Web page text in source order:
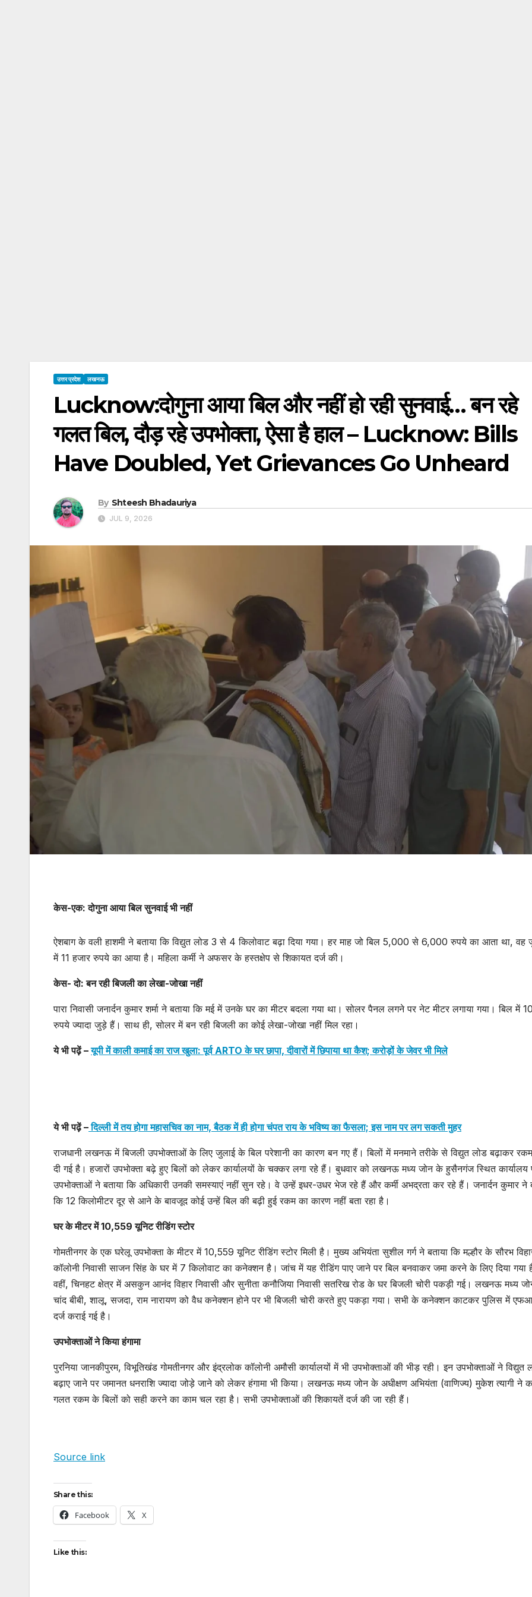
उत्तर प्रदेश लखनऊ
Lucknow:दोगुना आया बिल और नहीं हो रही सुनवाई… बन रहे
गलत बिल, दौड़ रहे उपभोक्ता, ऐसा है हाल – Lucknow: Bills
Have Doubled, Yet Grievances Go Unheard
By Shteesh Bhadauriya
JUL 9, 2026
केस-एक: दोगुना आया बिल सुनवाई भी नहीं
ऐशबाग के वली हाशमी ने बताया कि विद्युत लोड 3 से 4 किलोवाट बढ़ा दिया गया। हर माह जो बिल 5,000 से 6,000 रुपये का आता था, वह
में 11 हजार रुपये का आया है। महिला कर्मी ने अफसर के हस्तक्षेप से शिकायत दर्ज की।
केस- दो: बन रही बिजली का लेखा-जोखा नहीं
पारा निवासी जनार्दन कुमार शर्मा ने बताया कि मई में उनके घर का मीटर बदला गया था। सोलर पैनल लगने पर नेट मीटर लगाया गया। बिल में
रुपये ज्यादा जुड़े हैं। साथ ही, सोलर में बन रही बिजली का कोई लेखा-जोखा नहीं मिल रहा।
ये भी पढ़ें –यूपी में काली कमाई का राज खुला: पूर्व ARTO के घर छापा, दीवारों में छिपाया था कैश; करोड़ों के जेवर भी मिले
ये भी पढ़ें –दिल्ली में तय होगा महासचिव का नाम, बैठक में ही होगा चंपत राय के भविष्य का फैसला; इस नाम पर लग सकती मुहर
राजधानी लखनऊ में बिजली उपभोक्ताओं के लिए जुलाई के बिल परेशानी का कारण बन गए हैं। बिलों में मनमाने तरीके से विद्युत लोड बढ़ाकर
दी गई है। हजारों उपभोक्ता बढ़े हुए बिलों को लेकर कार्यालयों के चक्कर लगा रहे हैं। बुधवार को लखनऊ मध्य जोन के हुसैनगंज स्थित कार्यालय
उपभोक्ताओं ने बताया कि अधिकारी उनकी समस्याएं नहीं सुन रहे। वे उन्हें इधर-उधर भेज रहे हैं और कर्मी अभद्रता कर रहे हैं। जनार्दन कुमार ने
कि 12 किलोमीटर दूर से आने के बावजूद कोई उन्हें बिल की बढ़ी हुई रकम का कारण नहीं बता रहा है।
घर के मीटर में 10,559 यूनिट रीडिंग स्टोर
गोमतीनगर के एक घरेलू उपभोक्ता के मीटर में 10,559 यूनिट रीडिंग स्टोर मिली है। मुख्य अभियंता सुशील गर्ग ने बताया कि मल्हौर के सौरभ
कॉलोनी निवासी साजन सिंह के घर में 7 किलोवाट का कनेक्शन है। जांच में यह रीडिंग पाए जाने पर बिल बनवाकर जमा करने के लिए दिया गया
वहीं, चिनहट क्षेत्र में असकुन आनंद विहार निवासी और सुनीता कनौजिया निवासी सतरिख रोड के घर बिजली चोरी पकड़ी गई। लखनऊ मध्य
चांद बीबी, शालू, सजदा, राम नारायण को वैध कनेक्शन होने पर भी बिजली चोरी करते हुए पकड़ा गया। सभी के कनेक्शन काटकर पुलिस में
दर्ज कराई गई है।
उपभोक्ताओं ने किया हंगामा
पुरनिया जानकीपुरम, विभूतिखंड गोमतीनगर और इंद्रलोक कॉलोनी अमौसी कार्यालयों में भी उपभोक्ताओं की भीड़ रही। इन उपभोक्ताओं ने विद्युत
बढ़ाए जाने पर जमानत धनराशि ज्यादा जोड़े जाने को लेकर हंगामा भी किया। लखनऊ मध्य जोन के अधीक्षण अभियंता (वाणिज्य) मुकेश त्यागी ने
गलत रकम के बिलों को सही करने का काम चल रहा है। सभी उपभोक्ताओं की शिकायतें दर्ज की जा रही हैं।
Source link
Share this:
Facebook X
Like this: